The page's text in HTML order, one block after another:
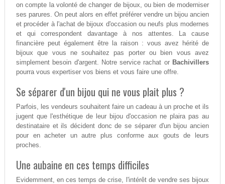
on compte la volonté de changer de bijoux, ou bien de moderniser
ses parures. On peut alors en effet préférer vendre un bijou ancien
et procéder à l'achat de bijoux d'occasion ou neufs plus modernes
et qui correspondent davantage à nos attentes. La cause
financière peut également être la raison : vous avez hérité de
bijoux que vous ne souhaitez pas porter ou bien vous avez
simplement besoin d'argent. Notre service rachat or Bachivillers
pourra vous expertiser vos biens et vous faire une offre.
Se séparer d'un bijou qui ne vous plait plus ?
Parfois, les vendeurs souhaitent faire un cadeau à un proche et ils
jugent que l'esthétique de leur bijou d'occasion ne plaira pas au
destinataire et ils décident donc de se séparer d'un bijou ancien
pour en acheter un autre plus conforme aux gouts de leurs
proches.
Une aubaine en ces temps difficiles
Evidemment, en ces temps de crise, l'intérêt de vendre ses bijoux